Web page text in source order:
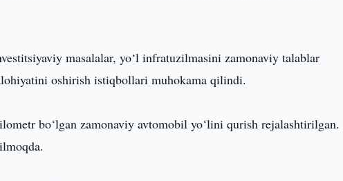
masalalar, yo‘l infratuzilmasini zamonaviy talablar
oshirish istiqbollari muhokama qilindi.
bo‘lgan zamonaviy avtomobil yo‘lini qurish rejalashtirilgan.